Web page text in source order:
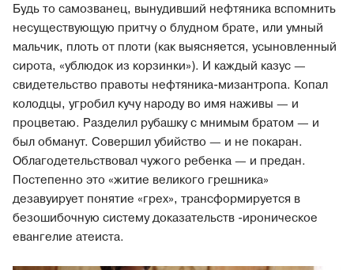
Будь то самозванец, вынудивший нефтяника вспомнить
несуществующую притчу о блудном брате, или умный
мальчик, плоть от плоти (как выясняется, усыновленный
сирота, «ублюдок из корзинки»). И каждый казус —
свидетельство правоты нефтяника-мизантропа. Копал
колодцы, угробил кучу народу во имя наживы — и
процветаю. Разделил рубашку с мнимым братом — и
был обманут. Совершил убийство — и не покаран.
Облагодетельствовал чужого ребенка — и предан.
Постепенно это «житие великого грешника»
дезавуирует понятие «грех», трансформируется в
безошибочную систему доказательств -ироническое
евангелие атеиста.